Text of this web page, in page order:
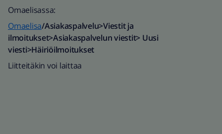
Omaelisassa:
Omaelisa/Asiakaspalvelu>Viestit ja
ilmoitukset>Asiakaspalvelun viestit> Uusi
viesti>Häiriöilmoitukset
Liitteitäkin voi laittaa